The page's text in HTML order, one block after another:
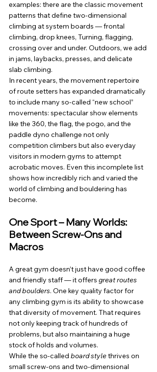
examples: there are the classic movement
patterns that define two-dimensional
climbing at system boards — frontal
climbing, drop knees, Turning, flagging,
crossing over and under. Outdoors, we add
in jams, laybacks, presses, and delicate
slab climbing.
In recent years, the movement repertoire
of route setters has expanded dramatically
to include many so-called “new school”
movements: spectacular show elements
like the 360, the flag, the pogo, and the
paddle dyno challenge not only
competition climbers but also everyday
visitors in modern gyms to attempt
acrobatic moves. Even this incomplete list
shows how incredibly rich and varied the
world of climbing and bouldering has
become.
One Sport – Many Worlds:
Between Screw-Ons and
Macros
A great gym doesn’t just have good coffee
and friendly staff — it offers great routes
and boulders. One key quality factor for
any climbing gym is its ability to showcase
that diversity of movement. That requires
not only keeping track of hundreds of
problems, but also maintaining a huge
stock of holds and volumes.
While the so-called board style thrives on
small screw-ons and two-dimensional